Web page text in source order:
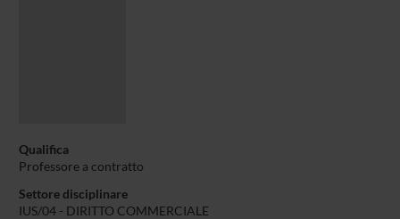
Qualifica
Professore a contratto
Settore disciplinare
IUS/04 - DIRITTO COMMERCIALE